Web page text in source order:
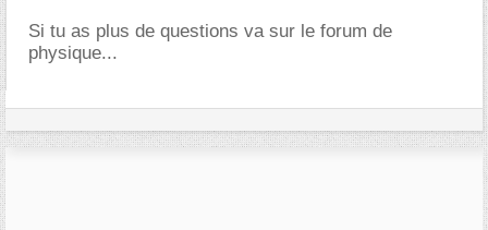
Si tu as plus de questions va sur le forum de
physique...